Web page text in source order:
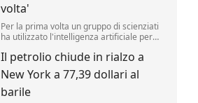
volta'
Per la prima volta un gruppo di scienziati
ha utilizzato l'intelligenza artificiale per
speranze di progressi in campo medico
ma sollevando al contempo la
preoccupante possibilità che, un giorno,
tale tecnologia poss...
Il petrolio chiude in rialzo a
New York a 77,39 dollari al
barile